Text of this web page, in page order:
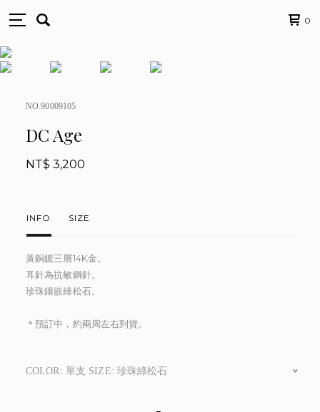
0
NO.90009105
DC Age
NT$ 3,200
INFO SIZE
黃銅鍍三層14K金。
耳針為抗敏鋼針。
珍珠鑲嵌綠松石。
＊預訂中，約兩周左右到貨。
COLOR: 單支 SIZE: 珍珠綠松石